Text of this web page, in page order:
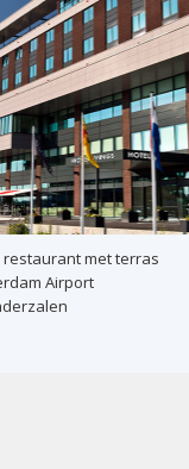
met terras
Airport